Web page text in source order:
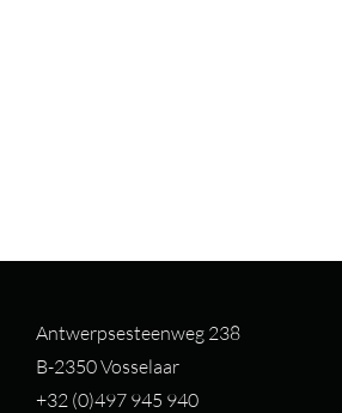
Antwerpsesteenweg 238
B-2350 Vosselaar
+32 (0)497 945 940